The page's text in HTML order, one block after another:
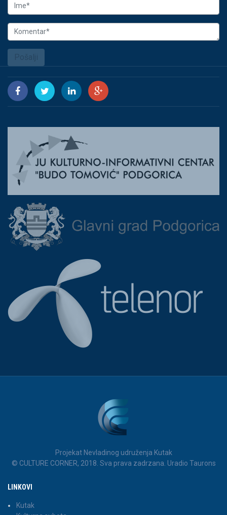
Projekat Nevladinog udruženja Kutak
© CULTURE CORNER, 2018. Sva prava zadrzana. Uradio Taurons
LINKOVI
Kutak